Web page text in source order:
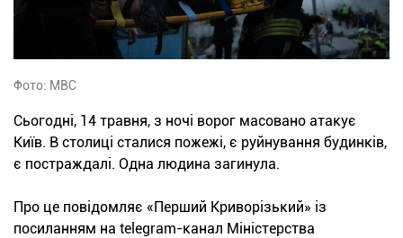
Фото: МВС
Сьогодні, 14 травня, з ночі ворог масовано атакує
Київ. В столиці сталися пожежі, є руйнування будинків,
є постраждалі. Одна людина загинула.
Про це повідомляє «Перший Криворізький» із
посиланням на telegram-канал Міністерства